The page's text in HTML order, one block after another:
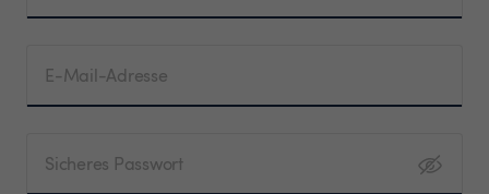
E-Mail-Adresse
Sicheres Passwort